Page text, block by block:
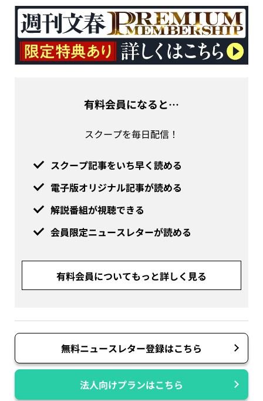
有料会員になると…
スクープを毎日配信！
スクープ記事をいち早く読める
電子版オリジナル記事が読める
解説番組が視聴できる
会員限定ニュースレターが読める
有料会員についてもっと詳しく見る
無料ニュースレター登録はこちら
法人向けプランはこちら